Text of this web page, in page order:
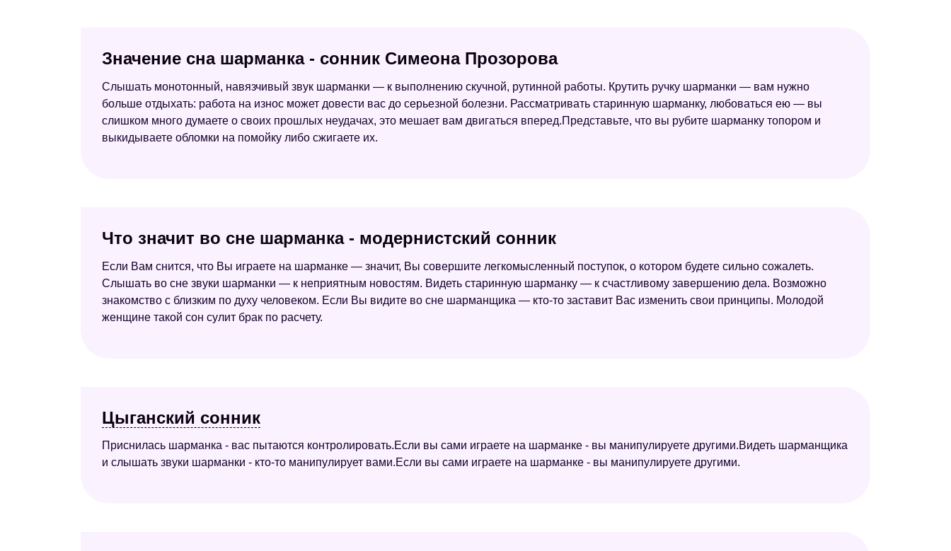
Значение сна шарманка - сонник Симеона Прозорова
Слышать монотонный, навязчивый звук шарманки — к выполнению скучной, рутинной работы. Крутить ручку шарманки — вам нужно
больше отдыхать: работа на износ может довести вас до серьезной болезни. Рассматривать старинную шарманку, любоваться ею — вы
слишком много думаете о своих прошлых неудачах, это мешает вам двигаться вперед.Представьте, что вы рубите шарманку топором и
выкидываете обломки на помойку либо сжигаете их.
Что значит во сне шарманка - модернистский сонник
Если Вам снится, что Вы играете на шарманке — значит, Вы совершите легкомысленный поступок, о котором будете сильно сожалеть.
Слышать во сне звуки шарманки — к неприятным новостям. Видеть старинную шарманку — к счастливому завершению дела. Возможно
знакомство с близким по духу человеком. Если Вы видите во сне шарманщика — кто-то заставит Вас изменить свои принципы. Молодой
женщине такой сон сулит брак по расчету.
Цыганский сонник
Приснилась шарманка - вас пытаются контролировать.Если вы сами играете на шарманке - вы манипулируете другими.Видеть шарманщика
и слышать звуки шарманки - кто-то манипулирует вами.Если вы сами играете на шарманке - вы манипулируете другими.